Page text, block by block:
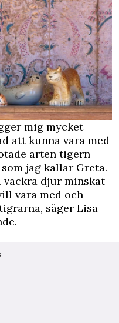
mig mycket
att kunna vara med
arten tigern
jag kallar Greta.
djur minskat
vara med och
säger Lisa